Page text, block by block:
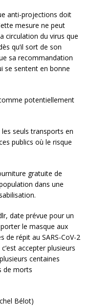
anti-projections doit
mesure ne peut
circulation du virus que
qu’il sort de son
sa recommandation
se sentent en bonne
potentiellement
seuls transports en
publics où le risque
gratuite de
dans une
date prévue pour un
le masque aux
de répit au SARS-CoV-2
accepter plusieurs
centaines
de morts
Bélot)